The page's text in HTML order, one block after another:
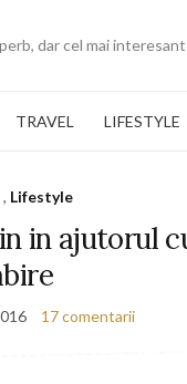
dar cel mai
TRAVEL LIFESTYLE
, Lifestyle
in ajutorul
17 comentarii